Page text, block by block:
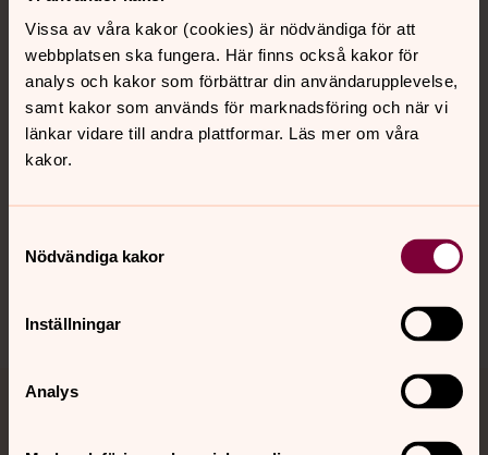
Vissa av våra kakor (cookies) är nödvändiga för att
webbplatsen ska fungera. Här finns också kakor för
analys och kakor som förbättrar din användarupplevelse,
samt kakor som används för marknadsföring och när vi
länkar vidare till andra plattformar. Läs mer om våra
kakor.
Nödvändiga kakor
Inställningar
Analys
Kalender
Hitta snabbt
Sociala kanaler